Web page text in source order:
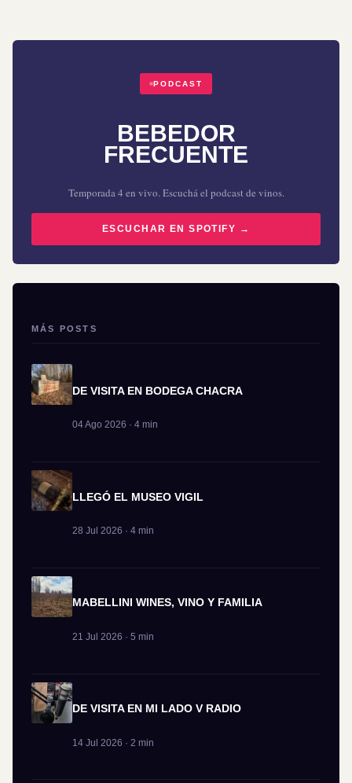
PODCAST
BEBEDOR
FRECUENTE
Temporada 4 en vivo. Escuchá el podcast de vinos.
ESCUCHAR EN SPOTIFY →
MÁS POSTS
DE VISITA EN BODEGA CHACRA
04 Ago 2026 · 4 min
LLEGÓ EL MUSEO VIGIL
28 Jul 2026 · 4 min
MABELLINI WINES, VINO Y FAMILIA
21 Jul 2026 · 5 min
DE VISITA EN MI LADO V RADIO
14 Jul 2026 · 2 min